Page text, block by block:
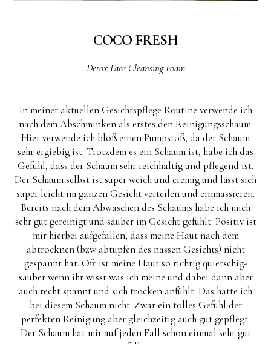
COCO FRESH
Detox Face Cleansing Foam
In meiner aktuellen Gesichtspflege Routine verwende ich
nach dem Abschminken als erstes den Reinigungsschaum.
Hier verwende ich bloß einen Pumpstoß, da der Schaum
sehr ergiebig ist. Trotzdem es ein Schaum ist, habe ich das
Gefühl, dass der Schaum sehr reichhaltig und pflegend ist.
Der Schaum selbst ist super weich und cremig und lässt sich
super leicht im ganzen Gesicht verteilen und einmassieren.
Bereits nach dem Abwaschen des Schaums habe ich mich
sehr gut gereinigt und sauber im Gesicht gefühlt. Positiv ist
mir hierbei aufgefallen, dass meine Haut nach dem
abtrocknen (bzw abtupfen des nassen Gesichts) nicht
gespannt hat. Oft ist meine Haut so richtig quietschig-
sauber wenn ihr wisst was ich meine und dabei dann aber
auch recht spannt und sich trocken anfühlt. Das hatte ich
bei diesem Schaum nicht. Zwar ein tolles Gefühl der
perfekten Reinigung aber gleichzeitig auch gut gepflegt.
Der Schaum hat mir auf jeden Fall schon einmal sehr gut